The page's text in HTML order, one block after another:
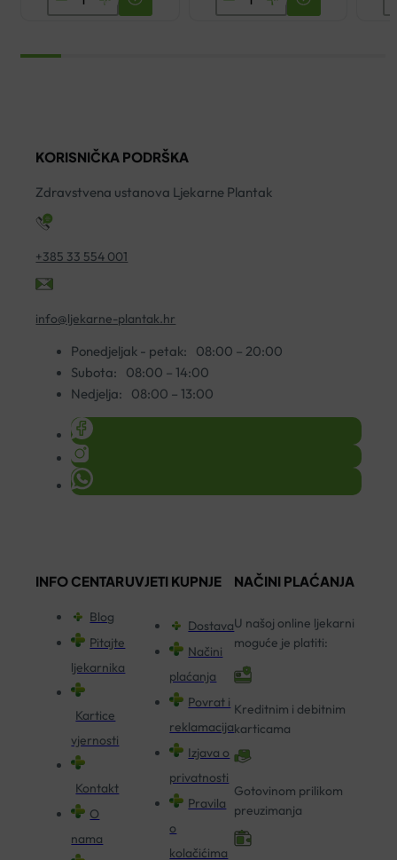
OD
100%
KORISNIČKA PODRŠKA
Zdravstvena ustanova Ljekarne Plantak
+385 33 554 001
info@ljekarne-plantak.hr
Ponedjeljak - petak:
08:00 – 20:00
Subota:
08:00 – 14:00
Nedjelja:
08:00 – 13:00
INFO CENTAR
Blog
Pitajte
ljekarnika
Kartice
vjernosti
Kontakt
O
nama
UVJETI KUPNJE
Dostava
Načini
plaćanja
Povrat i
reklamacija
Izjava o
privatnosti
Pravila
o
kolačićima
NAČINI PLAĆANJA
U našoj online ljekarni
moguće je platiti:
Kreditnim i debitnim
karticama
Gotovinom prilikom
preuzimanja